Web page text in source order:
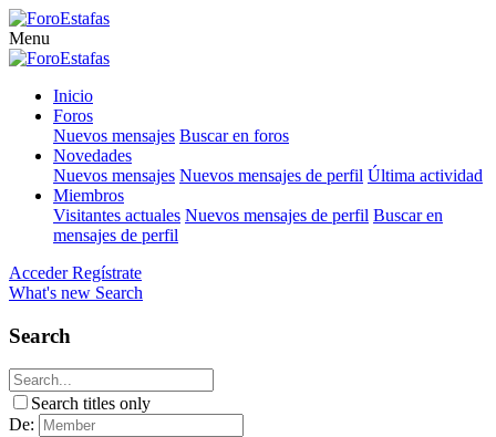
Menu
Inicio
Foros
Nuevos mensajes Buscar en foros
Novedades
Nuevos mensajes Nuevos mensajes de perfil Última actividad
Miembros
Visitantes actuales Nuevos mensajes de perfil Buscar en
mensajes de perfil
Acceder Regístrate
What's new Search
Search
Search titles only
De: